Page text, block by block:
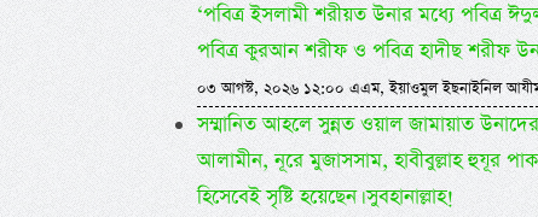
‘পবিত্র ইসলামী শরীয়ত উনার মধ্যে
পবিত্র কুরআন শরীফ ও পবিত্র হাদীছ শরীফ
০৩ আগস্ট, ২০২৬ ১২:০০ এএম, ইয়াওমুল ইছনাইনিল
সম্মানিত আহলে সুন্নত ওয়াল জামায়াত
আলামীন, নূরে মুজাসসাম, হাবীবুল্লাহ হুযূর পাক
হিসেবেই সৃষ্টি হয়েছেন। সুবহানাল্লাহ!